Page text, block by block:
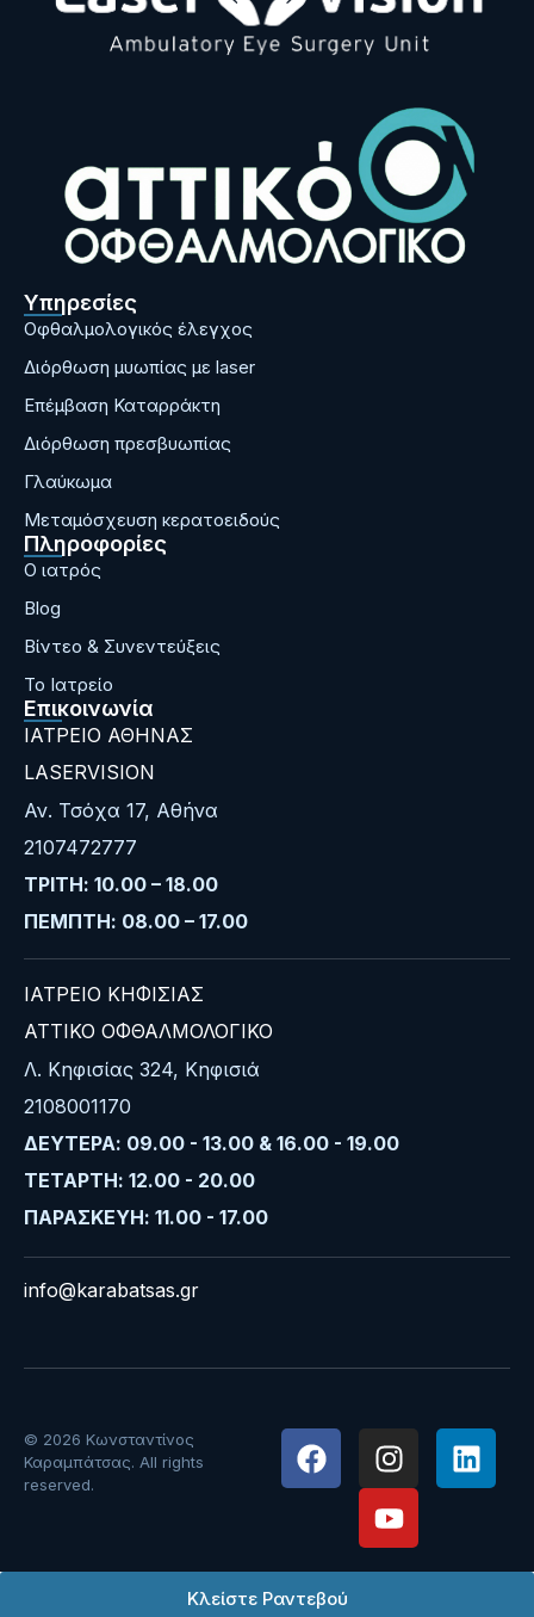
Υπηρεσίες
Οφθαλμολογικός έλεγχος
Διόρθωση μυωπίας με laser
Επέμβαση Καταρράκτη
Διόρθωση πρεσβυωπίας
Γλαύκωμα
Μεταμόσχευση κερατοειδούς
Πληροφορίες
Ο ιατρός
Blog
Bίντεο & Συνεντεύξεις
Το Ιατρείο
Επικοινωνία
ΙΑΤΡΕΙΟ ΑΘΗΝΑΣ
LASERVISION
Αν. Τσόχα 17, Αθήνα
2107472777
ΤΡΙΤΗ: 10.00 – 18.00
ΠΕΜΠΤΗ: 08.00 – 17.00
ΙΑΤΡΕΙΟ ΚΗΦΙΣΙΑΣ
ΑΤΤΙΚΟ ΟΦΘΑΛΜΟΛΟΓΙΚΟ
Λ. Κηφισίας 324, Κηφισιά
2108001170
ΔΕΥΤΕΡΑ: 09.00 - 13.00 & 16.00 - 19.00
ΤΕΤΑΡΤΗ: 12.00 - 20.00
ΠΑΡΑΣΚΕΥΗ: 11.00 - 17.00
info@karabatsas.gr
© 2026 Κωνσταντίνος
Καραμπάτσας. All rights
reserved.
Κλείστε Ραντεβού